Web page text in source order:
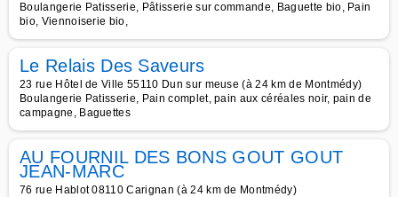
Boulangerie Patisserie, Pâtisserie sur commande, Baguette bio, Pain
bio, Viennoiserie bio,
Le Relais Des Saveurs
23 rue Hôtel de Ville 55110 Dun sur meuse (à 24 km de Montmédy)
Boulangerie Patisserie, Pain complet, pain aux céréales noir, pain de
campagne, Baguettes
AU FOURNIL DES BONS GOUT GOUT
JEAN-MARC
76 rue Hablot 08110 Carignan (à 24 km de Montmédy)